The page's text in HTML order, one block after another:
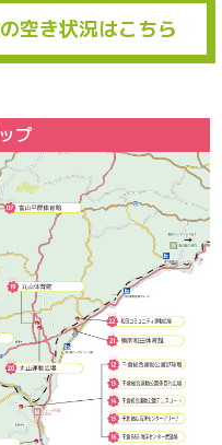
空き状況はこちら
プ